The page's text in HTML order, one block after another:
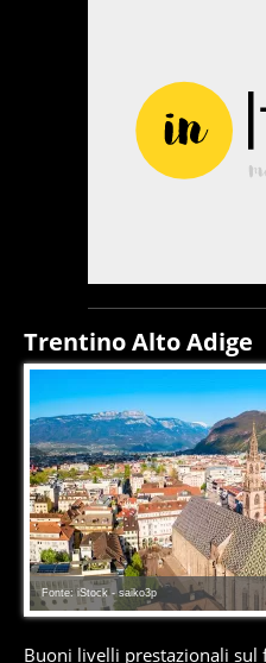
Trentino Alto Adige
Fonte: iStock - saiko3p
Buoni livelli prestazionali sul